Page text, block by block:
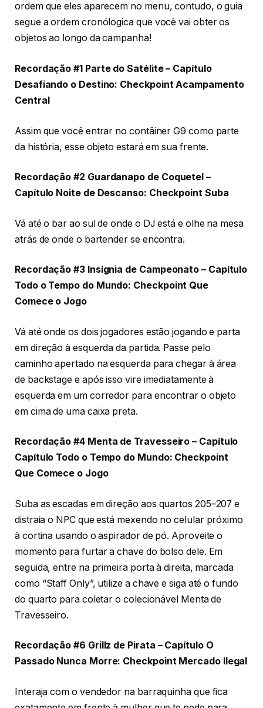
ordem que eles aparecem no menu, contudo, o guia
segue a ordem cronólogica que você vai obter os
objetos ao longo da campanha!
Recordação #1 Parte do Satélite – Capítulo
Desafiando o Destino: Checkpoint Acampamento
Central
Assim que você entrar no contâiner G9 como parte
da história, esse objeto estará em sua frente.
Recordação #2 Guardanapo de Coquetel –
Capítulo Noite de Descanso: Checkpoint Suba
Vá até o bar ao sul de onde o DJ está e olhe na mesa
atrás de onde o bartender se encontra.
Recordação #3 Insígnia de Campeonato – Capítulo
Todo o Tempo do Mundo: Checkpoint Que
Comece o Jogo
Vá até onde os dois jogadores estão jogando e parta
em direção à esquerda da partida. Passe pelo
caminho apertado na esquerda para chegar à área
de backstage e após isso vire imediatamente à
esquerda em um corredor para encontrar o objeto
em cima de uma caixa preta.
Recordação #4 Menta de Travesseiro – Capítulo
Capítulo Todo o Tempo do Mundo: Checkpoint
Que Comece o Jogo
Suba as escadas em direção aos quartos 205–207 e
distraia o NPC que está mexendo no celular próximo
à cortina usando o aspirador de pó. Aproveite o
momento para furtar a chave do bolso dele. Em
seguida, entre na primeira porta à direita, marcada
como “Staff Only”, utilize a chave e siga até o fundo
do quarto para coletar o colecionável Menta de
Travesseiro.
Recordação #6 Grillz de Pirata – Capítulo O
Passado Nunca Morre: Checkpoint Mercado Ilegal
Interaja com o vendedor na barraquinha que fica